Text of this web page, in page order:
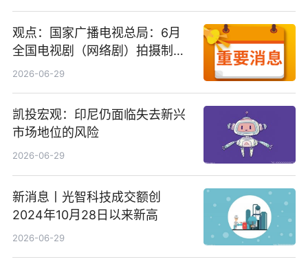
观点：国家广播电视总局：6月
全国电视剧（网络剧）拍摄制作
备案公示剧目197部
2026-06-29
凯投宏观：印尼仍面临失去新兴
市场地位的风险
2026-06-29
新消息丨光智科技成交额创
2024年10月28日以来新高
2026-06-29